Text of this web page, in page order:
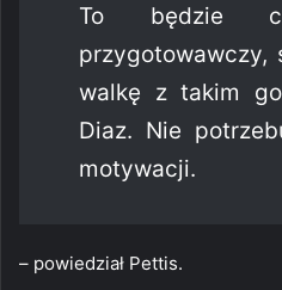
To będzie
przygotowawczy,
walkę z takim
Diaz. Nie
motywacji.
– powiedział Pettis.